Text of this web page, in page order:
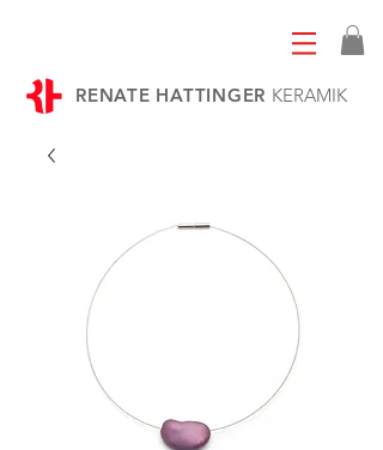
RENATE HATTINGER KERAMIK